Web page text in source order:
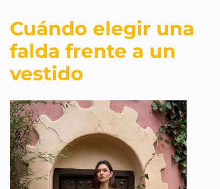
Cuándo elegir una
falda frente a un
vestido